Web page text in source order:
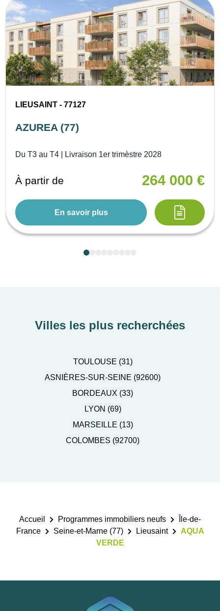
LIEUSAINT - 77127
AZUREA (77)
Du T3 au T4 | Livraison 1er trimèstre 2028
À partir de 264 000 €
En savoir plus
Villes les plus recherchées
TOULOUSE (31)
ASNIÈRES-SUR-SEINE (92600)
BORDEAUX (33)
LYON (69)
MARSEILLE (13)
COLOMBES (92700)
Accueil Programmes immobiliers neufs
Île-de-
France
Seine-et-Marne (77) Lieusaint
AQUA
VERDE